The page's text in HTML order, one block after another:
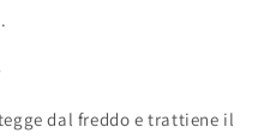
.
dal freddo e trattiene il